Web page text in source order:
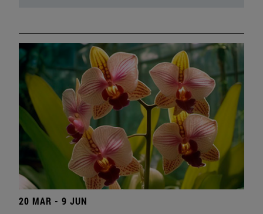
20 MAR - 9 JUN